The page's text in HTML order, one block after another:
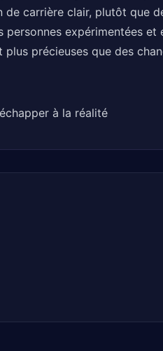
carrière clair, plutôt que
expérimentées et
précieuses que des
à la réalité